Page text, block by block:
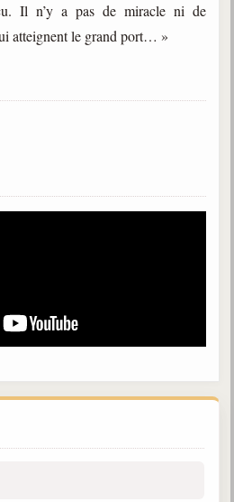
Il n’y a pas de miracle ni de
atteignent le grand port… »